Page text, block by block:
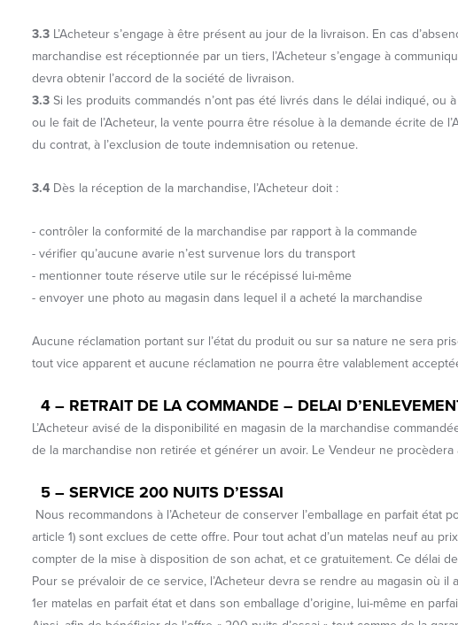
3.3 L’Acheteur s’engage à être présent au jour de la livraison. En cas
marchandise est réceptionnée par un tiers, l’Acheteur s’engage à
devra obtenir l’accord de la société de livraison.
3.3 Si les produits commandés n’ont pas été livrés dans le délai indiqué,
ou le fait de l’Acheteur, la vente pourra être résolue à la demande écrite de
du contrat, à l’exclusion de toute indemnisation ou retenue.
3.4 Dès la réception de la marchandise, l’Acheteur doit :
- contrôler la conformité de la marchandise par rapport à la commande
- vérifier qu’aucune avarie n’est survenue lors du transport
- mentionner toute réserve utile sur le récépissé lui-même
- envoyer une photo au magasin dans lequel il a acheté la marchandise
Aucune réclamation portant sur l’état du produit ou sur sa nature ne sera
tout vice apparent et aucune réclamation ne pourra être valablement
4 – RETRAIT DE LA COMMANDE – DELAI
L’Acheteur avisé de la disponibilité en magasin de la marchandise
de la marchandise non retirée et générer un avoir. Le Vendeur ne
5 –SERVICE 200 NUITS D’ESSAI
Nous recommandons à l’Acheteur de conserver l’emballage en parfait état
article 1) sont exclues de cette offre. Pour tout achat d’un matelas neuf au
compter de la mise à disposition de son achat, et ce gratuitement. Ce délai
Pour se prévaloir de ce service, l’Acheteur devra se rendre au magasin où
1er matelas en parfait état et dans son emballage d’origine, lui-même en